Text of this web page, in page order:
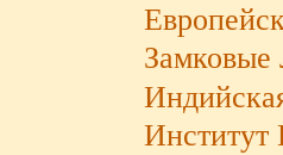
Замковые
Институт